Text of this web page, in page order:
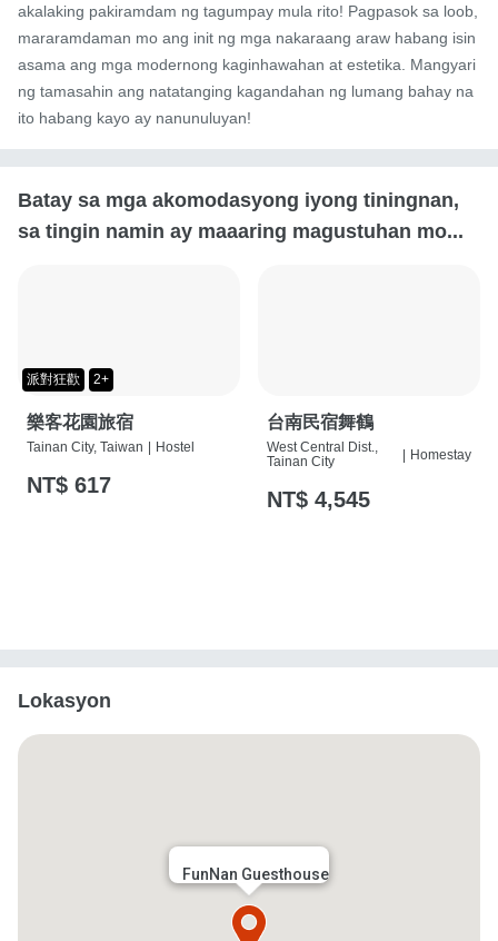
akalaking pakiramdam ng tagumpay mula rito! Pagpasok sa loob,
mararamdaman mo ang init ng mga nakaraang araw habang isin
asama ang mga modernong kaginhawahan at estetika. Mangyari
ng tamasahin ang natatanging kagandahan ng lumang bahay na
ito habang kayo ay nanunuluyan!
Batay sa mga akomodasyong iyong tiningnan,
sa tingin namin ay maaaring magustuhan mo...
派對狂歡 2+
樂客花園旅宿
Tainan City, Taiwan Hostel
NT$ 617
台南民宿舞鶴
West Central Dist.,
Tainan City
| Homestay
NT$ 4,545
Lokasyon
FunNan Guesthouse